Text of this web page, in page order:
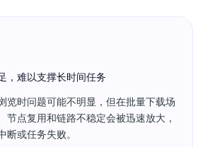
，难以支撑长时间任务
览时问题可能不明显，但在批量下载场
节点复用和链路不稳定会被迅速放大，
断或任务失败。